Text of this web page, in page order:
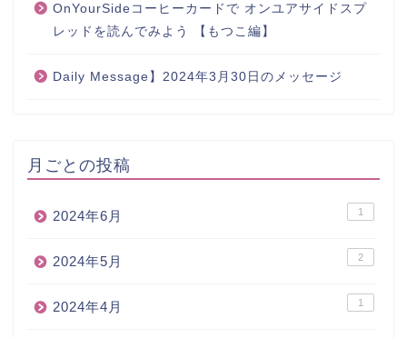
OnYourSideコーヒーカードで オンユアサイドスプ
レッドを読んでみよう 【もつこ編】
Daily Message】2024年3月30日のメッセージ
月ごとの投稿
2024年6月 1
2024年5月 2
2024年4月 1